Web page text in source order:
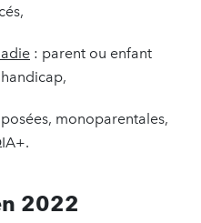
: parent ou enfant
monoparentales,
2022